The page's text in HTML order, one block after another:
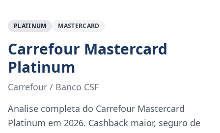
PLATINUM MASTERCARD
Carrefour Mastercard
Platinum
Carrefour / Banco CSF
Analise completa do Carrefour Mastercard
Platinum em 2026. Cashback maior, seguro de